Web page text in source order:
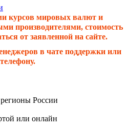
курсов мировых валют и
производителями, стоимость
от заявленной на сайте.
в чате поддержки или
России
или онлайн